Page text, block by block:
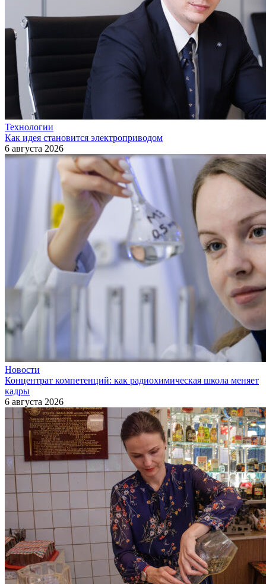
Технологии
Как идея становится электроприводом
6 августа 2026
Новости
Концентрат компетенций: как радиохимическая школа меняет
кадры
6 августа 2026